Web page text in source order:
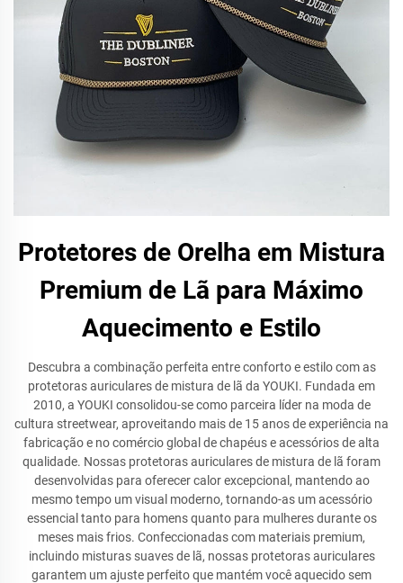
Protetores de Orelha em Mistura
Premium de Lã para Máximo
Aquecimento e Estilo
Descubra a combinação perfeita entre conforto e estilo com as
protetoras auriculares de mistura de lã da YOUKI. Fundada em
2010, a YOUKI consolidou-se como parceira líder na moda de
cultura streetwear, aproveitando mais de 15 anos de experiência na
fabricação e no comércio global de chapéus e acessórios de alta
qualidade. Nossas protetoras auriculares de mistura de lã foram
desenvolvidas para oferecer calor excepcional, mantendo ao
mesmo tempo um visual moderno, tornando-as um acessório
essencial tanto para homens quanto para mulheres durante os
meses mais frios. Confeccionadas com materiais premium,
incluindo misturas suaves de lã, nossas protetoras auriculares
garantem um ajuste perfeito que mantém você aquecido sem